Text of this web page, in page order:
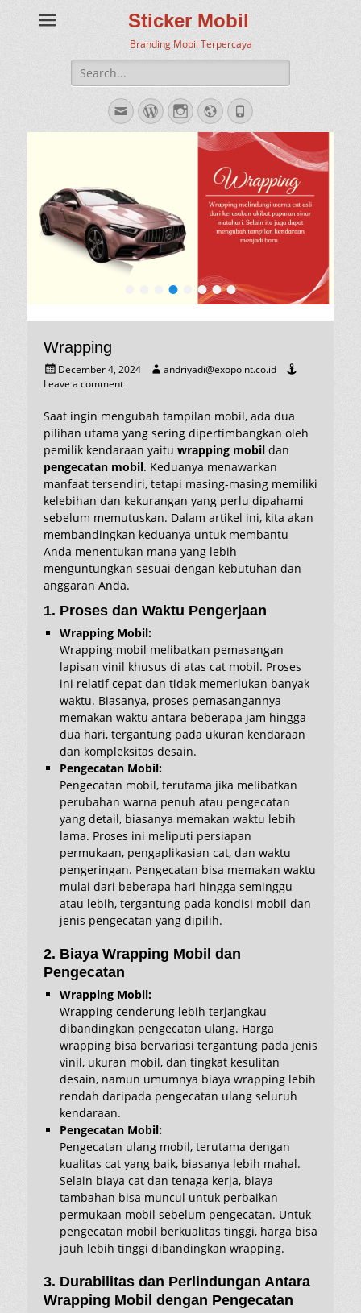
Sticker Mobil
Branding Mobil Terpercaya
Search
for:
EmailWordPress
Instagram
WebsitePhone
• •••
Wrapping
Posted
on
December 4, 2024 Author
andriyadi@exopoint.co.id
Leave a comment
Saat ingin mengubah tampilan mobil, ada dua
pilihan utama yang sering dipertimbangkan oleh
pemilik kendaraan yaitu wrapping mobil dan
pengecatan mobil. Keduanya menawarkan
manfaat tersendiri, tetapi masing-masing memiliki
kelebihan dan kekurangan yang perlu dipahami
sebelum memutuskan. Dalam artikel ini, kita akan
membandingkan keduanya untuk membantu
Anda menentukan mana yang lebih
menguntungkan sesuai dengan kebutuhan dan
anggaran Anda.
1. Proses dan Waktu Pengerjaan
Wrapping Mobil:
Wrapping mobil melibatkan pemasangan
lapisan vinil khusus di atas cat mobil. Proses
ini relatif cepat dan tidak memerlukan banyak
waktu. Biasanya, proses pemasangannya
memakan waktu antara beberapa jam hingga
dua hari, tergantung pada ukuran kendaraan
dan kompleksitas desain.
Pengecatan Mobil:
Pengecatan mobil, terutama jika melibatkan
perubahan warna penuh atau pengecatan
yang detail, biasanya memakan waktu lebih
lama. Proses ini meliputi persiapan
permukaan, pengaplikasian cat, dan waktu
pengeringan. Pengecatan bisa memakan waktu
mulai dari beberapa hari hingga seminggu
atau lebih, tergantung pada kondisi mobil dan
jenis pengecatan yang dipilih.
2. Biaya Wrapping Mobil dan
Pengecatan
Wrapping Mobil:
Wrapping cenderung lebih terjangkau
dibandingkan pengecatan ulang. Harga
wrapping bisa bervariasi tergantung pada jenis
vinil, ukuran mobil, dan tingkat kesulitan
desain, namun umumnya biaya wrapping lebih
rendah daripada pengecatan ulang seluruh
kendaraan.
Pengecatan Mobil:
Pengecatan ulang mobil, terutama dengan
kualitas cat yang baik, biasanya lebih mahal.
Selain biaya cat dan tenaga kerja, biaya
tambahan bisa muncul untuk perbaikan
permukaan mobil sebelum pengecatan. Untuk
pengecatan mobil berkualitas tinggi, harga bisa
jauh lebih tinggi dibandingkan wrapping.
3. Durabilitas dan Perlindungan Antara
Wrapping Mobil dengan Pengecatan